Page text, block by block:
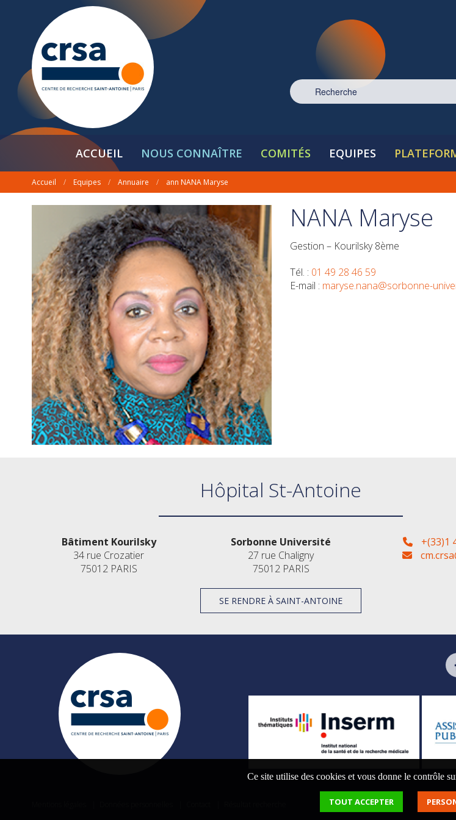
ACCUEIL NOUS CONNAÎTRE COMITÉS EQUIPES
Accueil / Equipes / Annuaire / ann NANA Maryse
NANA Maryse
Gestion – Kourilsky 8ème
Tél. : 01 49 28 46 59
E-mail : maryse.nana@sorbonne-
Hôpital St-Antoine
Bâtiment Kourilsky
34 rue Crozatier
75012 PARIS
Sorbonne Université
27 rue Chaligny
75012 PARIS
+(33)1
SE RENDRE À SAINT-ANTOINE
Ce site utilise des cookies et vous donne le contrôle
TOUT ACCEPTER